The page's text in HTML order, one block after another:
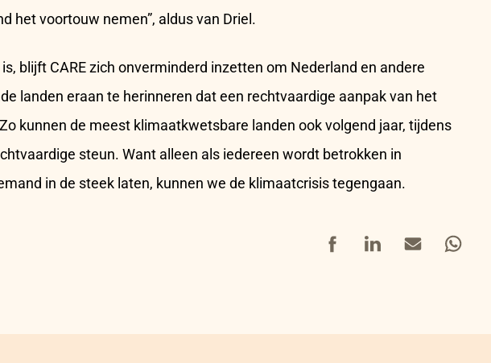
het voortouw nemen”, aldus van Driel.
is, blijft CARE zich onverminderd inzetten om Nederland en andere
landen eraan te herinneren dat een rechtvaardige aanpak van het
kunnen de meest klimaatkwetsbare landen ook volgend jaar, tijdens
steun. Want alleen als iedereen wordt betrokken in
in de steek laten, kunnen we de klimaatcrisis tegengaan.
FacebookLinkedInMail Whatsapp